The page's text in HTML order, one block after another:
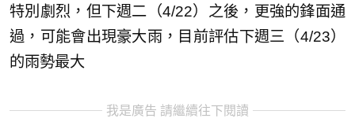
特別劇烈，但下週二（4/22）之後，更強的鋒面通
過，可能會出現豪大雨，目前評估下週三（4/23）
的雨勢最大
我是廣告 請繼續往下閱讀